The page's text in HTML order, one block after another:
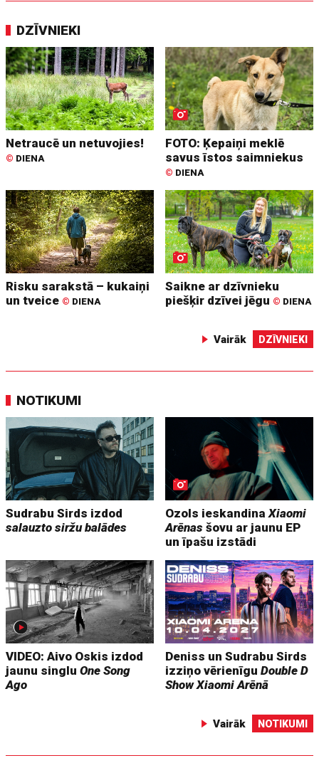
DZĪVNIEKI
Netraucē un netuvojies!
© DIENA
FOTO: Ķepaiņi meklē
savus īstos saimniekus
© DIENA
Risku sarakstā – kukaiņi
un tveice © DIENA
Saikne ar dzīvnieku
piešķir dzīvei jēgu © DIENA
Vairāk DZĪVNIEKI
NOTIKUMI
Sudrabu Sirds izdod
salauzto siržu balādes
Ozols ieskandinaXiaomi
Arēnas šovu ar jaunu EP
un īpašu izstādi
VIDEO: Aivo Oskis izdod
jaunu singluOne Song
Ago
Deniss un Sudrabu Sirds
izziņo vērienīguDouble D
Show Xiaomi Arēnā
Vairāk NOTIKUMI